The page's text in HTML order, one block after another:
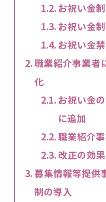
お祝い金
お祝い金
お祝い金
職業紹介事業者
化
お祝い金
に追加
職業紹介
改正の効果
募集情報等提供
制の導入